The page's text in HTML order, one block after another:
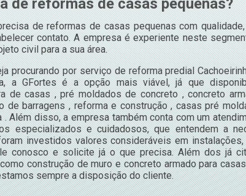
de reformas de casas pequenas?
de reformas de casas pequenas com
contato. A empresa é experiente neste
civil para a sua área.
procurando por serviço de reforma predial
a GFortes é a opção mais viável, já que
de casas , pré moldados de concreto , concreto
de barragens , reforma e construção , casas pré
. Além disso, a empresa também conta com um
especializados e cuidadosos, que entendem a
investidos valores consideráveis em
conosco e solicite já o que precisa. Além dos já
construção de muro e concreto armado para
sempre a disposição do cliente.